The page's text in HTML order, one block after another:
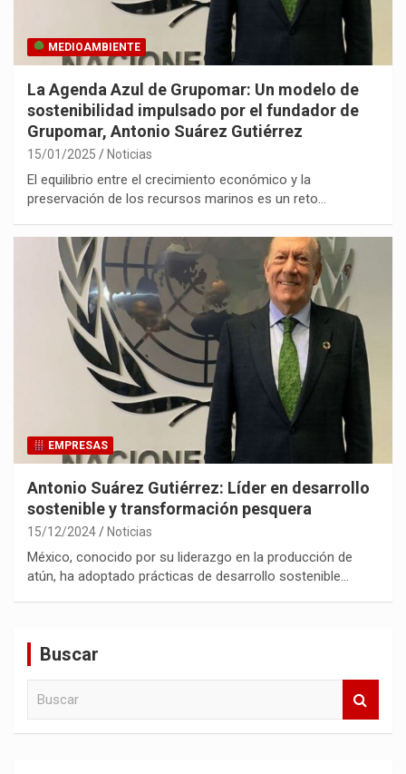
MEDIOAMBIENTE
La Agenda Azul de Grupomar: Un modelo de
sostenibilidad impulsado por el fundador de
Grupomar, Antonio Suárez Gutiérrez
15/01/2025 Noticias
El equilibrio entre el crecimiento económico y la
preservación de los recursos marinos es un reto…
EMPRESAS
Antonio Suárez Gutiérrez: Líder en desarrollo
sostenible y transformación pesquera
15/12/2024 Noticias
México, conocido por su liderazgo en la producción de
atún, ha adoptado prácticas de desarrollo sostenible…
Buscar